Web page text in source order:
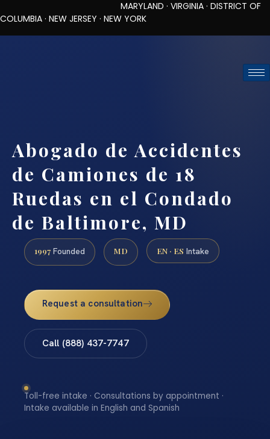
MARYLAND · VIRGINIA · DISTRICT OF
COLUMBIA · NEW JERSEY · NEW YORK
Abogado de Accidentes
de Camiones de 18
Ruedas en el Condado
de Baltimore, MD
1997 Founded MD EN · ES Intake
Request a consultation
Call (888) 437-7747
Toll-free intake · Consultations by appointment ·
Intake available in English and Spanish